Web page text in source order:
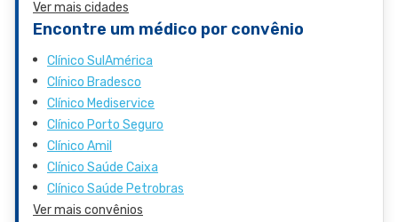
Ver mais cidades
Encontre um médico por convênio
Clínico SulAmérica
Clínico Bradesco
Clínico Mediservice
Clínico Porto Seguro
Clínico Amil
Clínico Saúde Caixa
Clínico Saúde Petrobras
Ver mais convênios